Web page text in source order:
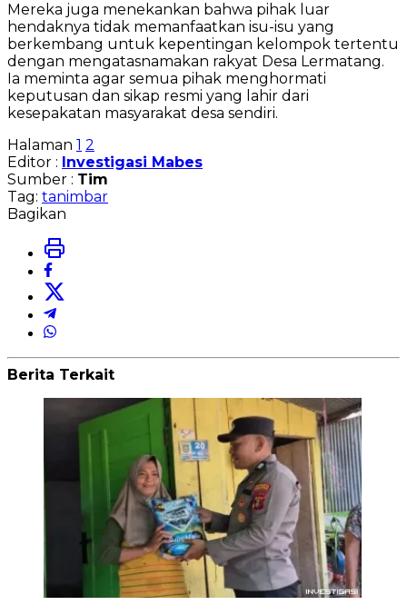
Mereka juga menekankan bahwa pihak luar
hendaknya tidak memanfaatkan isu-isu yang
berkembang untuk kepentingan kelompok tertentu
dengan mengatasnamakan rakyat Desa Lermatang.
Ia meminta agar semua pihak menghormati
keputusan dan sikap resmi yang lahir dari
kesepakatan masyarakat desa sendiri.
Halaman 1 2
Editor : Investigasi Mabes
Sumber : Tim
Tag: tanimbar
Bagikan
Berita Terkait